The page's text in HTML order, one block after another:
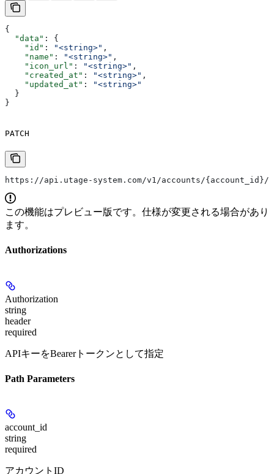
{
  "data"
: {
    "id"
: "<string>" ,
    "name"
: "<string>" ,
    "icon_url"
: "<string>" ,
    "created_at"
: "<string>" ,
    "updated_at"
:
"<string>"
  }
}
PATCH
https://api.utage-system.com/v1/accounts/
この機能はプレビュー版です。仕様が変更される場合があり
ます。
Authorizations
Authorization
string
header
required
APIキーをBearerトークンとして指定
Path Parameters
account_id
string
required
アカウントID